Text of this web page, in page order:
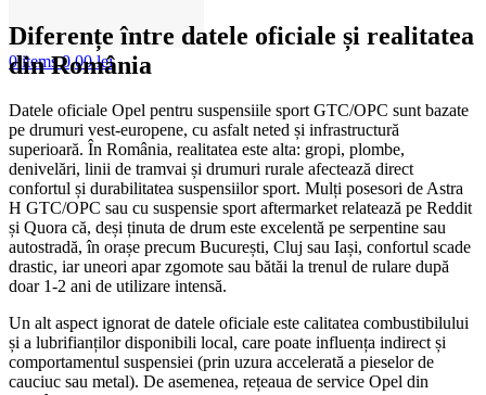
0items 0,00lei
Diferențe între datele oficiale și realitatea
din România
Datele oficiale Opel pentru suspensiile sport GTC/OPC sunt bazate
pe drumuri vest-europene, cu asfalt neted și infrastructură
superioară. În România, realitatea este alta: gropi, plombe,
denivelări, linii de tramvai și drumuri rurale afectează direct
confortul și durabilitatea suspensiilor sport. Mulți posesori de Astra
H GTC/OPC sau cu suspensie sport aftermarket relatează pe Reddit
și Quora că, deși ținuta de drum este excelentă pe serpentine sau
autostradă, în orașe precum București, Cluj sau Iași, confortul scade
drastic, iar uneori apar zgomote sau bătăi la trenul de rulare după
doar 1-2 ani de utilizare intensă.
Un alt aspect ignorat de datele oficiale este calitatea combustibilului
și a lubrifianților disponibili local, care poate influența indirect și
comportamentul suspensiei (prin uzura accelerată a pieselor de
cauciuc sau metal). De asemenea, rețeaua de service Opel din